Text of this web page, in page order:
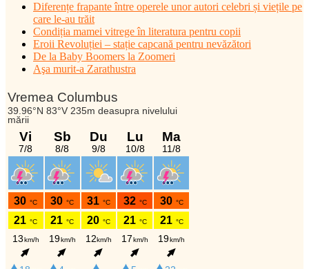
Diferențe frapante între operele unor autori celebri și viețile pe
care le-au trăit
Condiția mamei vitrege în literatura pentru copii
Eroii Revoluției – stație capcană pentru nevăzători
De la Baby Boomers la Zoomeri
Aşa murit-a Zarathustra